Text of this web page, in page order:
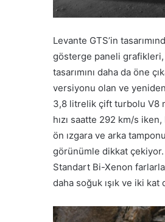
Levante GTS’in
gösterge paneli grafikleri,
tasarımını daha da öne
versiyonu olan ve
3,8 litrelik çift turbolu V8
hızı saatte 292 km/s
ön ızgara ve arka
görünümle dikkat çekiyor.
Standart Bi-Xenon farlarla
daha soğuk ışık ve iki